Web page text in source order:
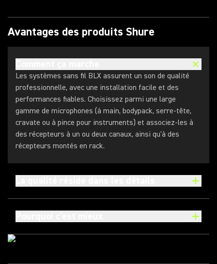
Avantages des produits Shure
Les systèmes sans fil BLX assurent un son de qualité
professionnelle, avec une installation facile et des
performances fiables. Choisissez parmi une large
gamme de microphones (à main, bodypack, serre-tête,
cravate ou à pince pour instruments) et associez-les à
des récepteurs à un ou deux canaux, ainsi qu'à des
récepteurs montés en rack.